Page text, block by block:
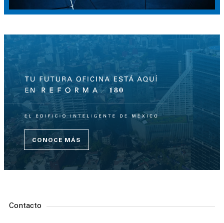
CONOCE MÁS
Contacto